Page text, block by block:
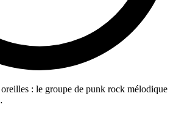
: le groupe de punk rock mélodique